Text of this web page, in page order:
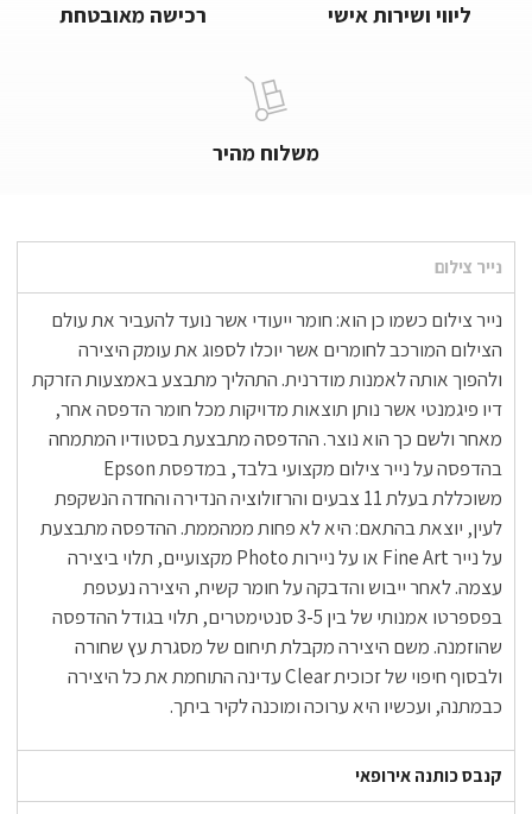
ליווי ושירות אישי רכישה מאובטחת
משלוח מהיר
נייר צילום
נייר צילום כשמו כן הוא: חומר ייעודי אשר נועד להעביר את עולם
הצילום המורכב לחומרים אשר יוכלו לספוג את עומק היצירה
ולהפוך אותה לאמנות מודרנית. התהליך מתבצע באמצעות הזרקת
דיו פיגמנטי אשר נותן תוצאות מדויקות מכל חומר הדפסה אחר,
מאחר ולשם כך הוא נוצר. ההדפסה מתבצעת בסטודיו המתמחה
בהדפסה על נייר צילום מקצועי בלבד, במדפסת Epson
משוכללת בעלת 11 צבעים והרזולוציה הנדירה והחדה הנשקפת
לעין, יוצאת בהתאם: היא לא פחות ממהממת. ההדפסה מתבצעת
על נייר Fine Art או על ניירות Photo מקצועיים, תלוי ביצירה
עצמה. לאחר ייבוש והדבקה על חומר קשיח, היצירה נעטפת
בפספרטו אמנותי של בין 3-5 סנטימטרים, תלוי בגודל ההדפסה
שהוזמנה. משם היצירה מקבלת תיחום של מסגרת עץ שחורה
ולבסוף חיפוי של זכוכית Clear עדינה התוחמת את כל היצירה
כבמתנה, ועכשיו היא ערוכה ומוכנה לקיר ביתך.
קנבס כותנה אירופאי